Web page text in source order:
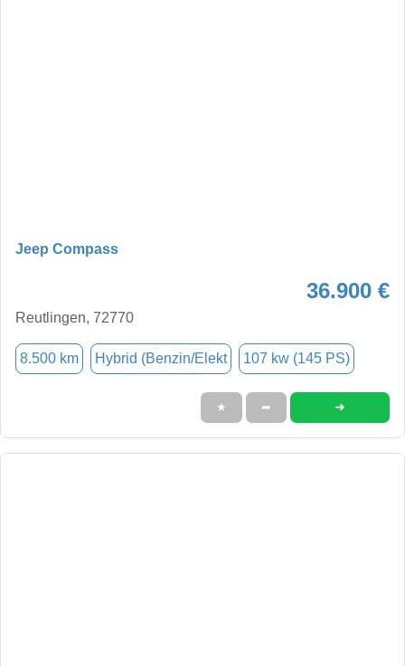
Jeep Compass
36.900 €
Reutlingen, 72770
8.500 km Hybrid (Benzin/Elekt 107 kw (145 PS)
★ ➦ ➜